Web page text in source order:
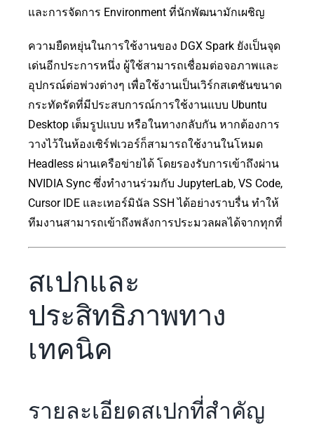
และการจัดการ Environment ที่นักพัฒนามักเผชิญ
ความยืดหยุ่นในการใช้งานของ DGX Spark ยังเป็นจุด
เด่นอีกประการหนึ่ง ผู้ใช้สามารถเชื่อมต่อจอภาพและ
อุปกรณ์ต่อพ่วงต่างๆ เพื่อใช้งานเป็นเวิร์กสเตชันขนาด
กระทัดรัดที่มีประสบการณ์การใช้งานแบบ Ubuntu
Desktop เต็มรูปแบบ หรือในทางกลับกัน หากต้องการ
วางไว้ในห้องเซิร์ฟเวอร์ก็สามารถใช้งานในโหมด
Headless ผ่านเครือข่ายได้ โดยรองรับการเข้าถึงผ่าน
NVIDIA Sync ซึ่งทำงานร่วมกับ JupyterLab, VS Code,
Cursor IDE และเทอร์มินัล SSH ได้อย่างราบรื่น ทำให้
ทีมงานสามารถเข้าถึงพลังการประมวลผลได้จากทุกที่
สเปกและ
ประสิทธิภาพทาง
เทคนิค
รายละเอียดสเปกที่สำคัญ